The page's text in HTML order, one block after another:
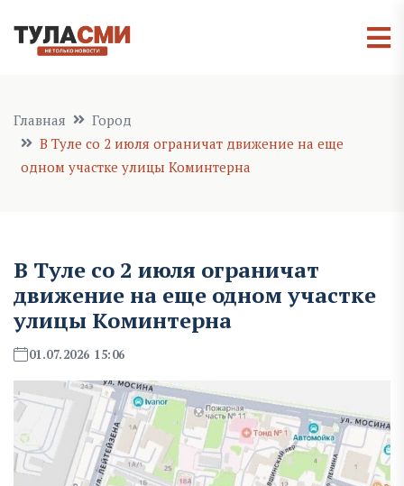
Главная
Город
В Туле со 2 июля ограничат движение на еще
одном участке улицы Коминтерна
В Туле со 2 июля ограничат
движение на еще одном участке
улицы Коминтерна
01.07.2026 15:06